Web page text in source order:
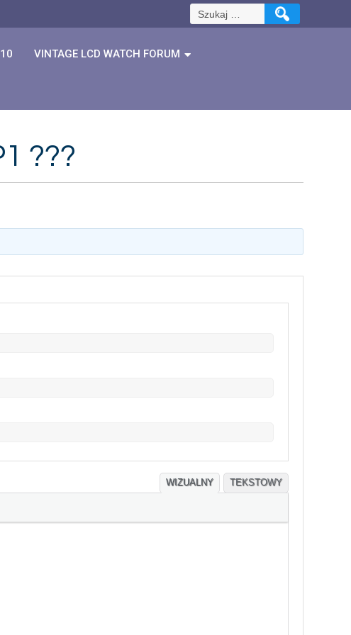
Szukaj:
VINTAGE LCD WATCH FORUM
???
WIZUALNY TEKSTOWY